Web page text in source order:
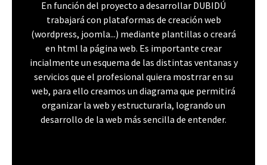
En función del proyecto a desarrollar DUBIDÚ
trabajará con plataformas de creación web
(wordpress, joomla...) mediante plantillas o creará
en html la página web. Es importante crear
incialmente un esquema de las distintas ventanas y
servicios que el profesional quiera mostrrar en su
web, para ello creamos un diagrama que permitirá
organizar la web y estructurarla, logrando un
desarrollo de la web más sencilla de entender.